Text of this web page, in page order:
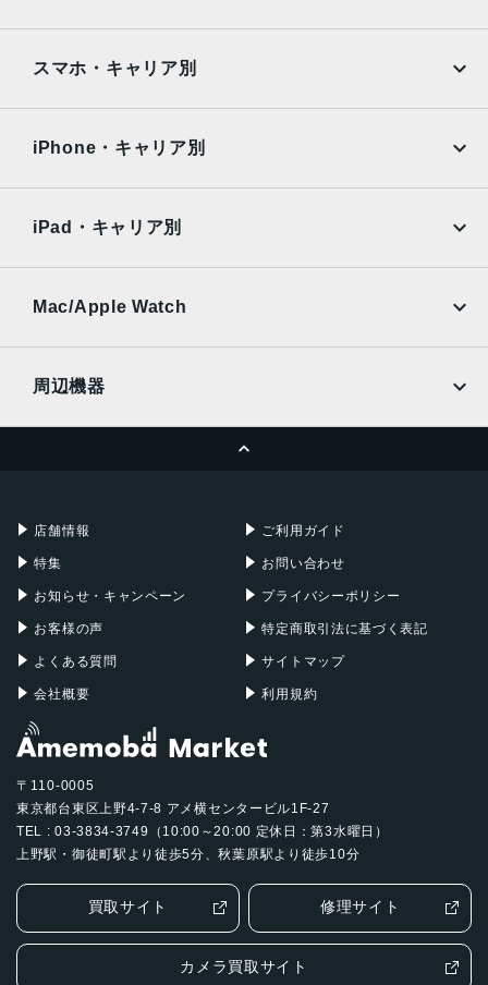
生体認証
TrueDepthカメラによる顔認識の有効化
発売日
2022年10月7日
AQUOS
OPPO Android
Surface
Xiaomi Tablet
スマホ・キャリア別
Ymobile
UQmobile
iPhone・キャリア別
Ymobile
UQmobile
iPad・キャリア別
Mac/Apple Watch
周辺機器
店舗情報
特集
お知らせ・キャンペーン
お客様の声
よくある質問
会社概要
ご利用ガイド
お問い合わせ
プライバシーポリシー
特定商取引法に基づく表記
サイトマップ
利用規約
〒110-0005
東京都台東区上野4-7-8 アメ横センタービル1F-27
TEL : 03-3834-3749（10:00～20:00 定休日：第3水曜日）
上野駅・御徒町駅より徒歩5分、秋葉原駅より徒歩10分
買取サイト 修理サイト
カメラ買取サイト